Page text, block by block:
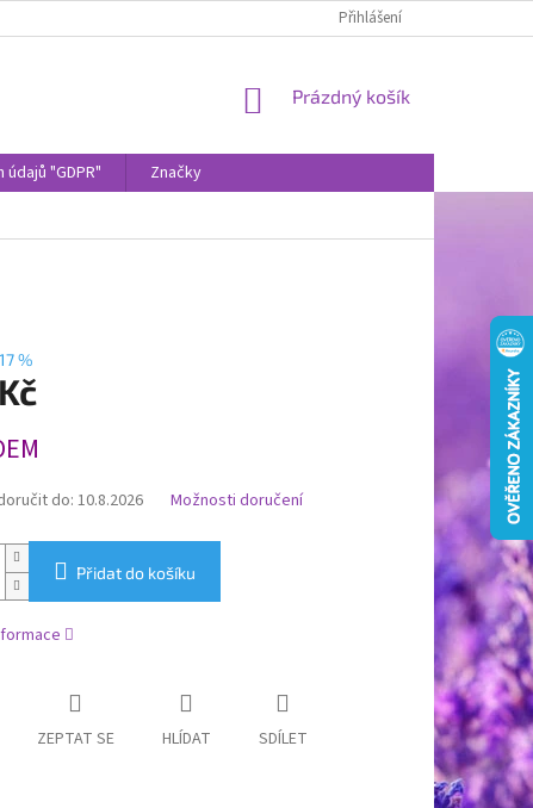
Přihlášení
NÁKUPNÍ
Prázdný košík
"GDPR"
Značky
%
do: 10.8.2026 Možnosti doručení
Přidat do košíku
ZEPTAT SE HLÍDAT SDÍLET